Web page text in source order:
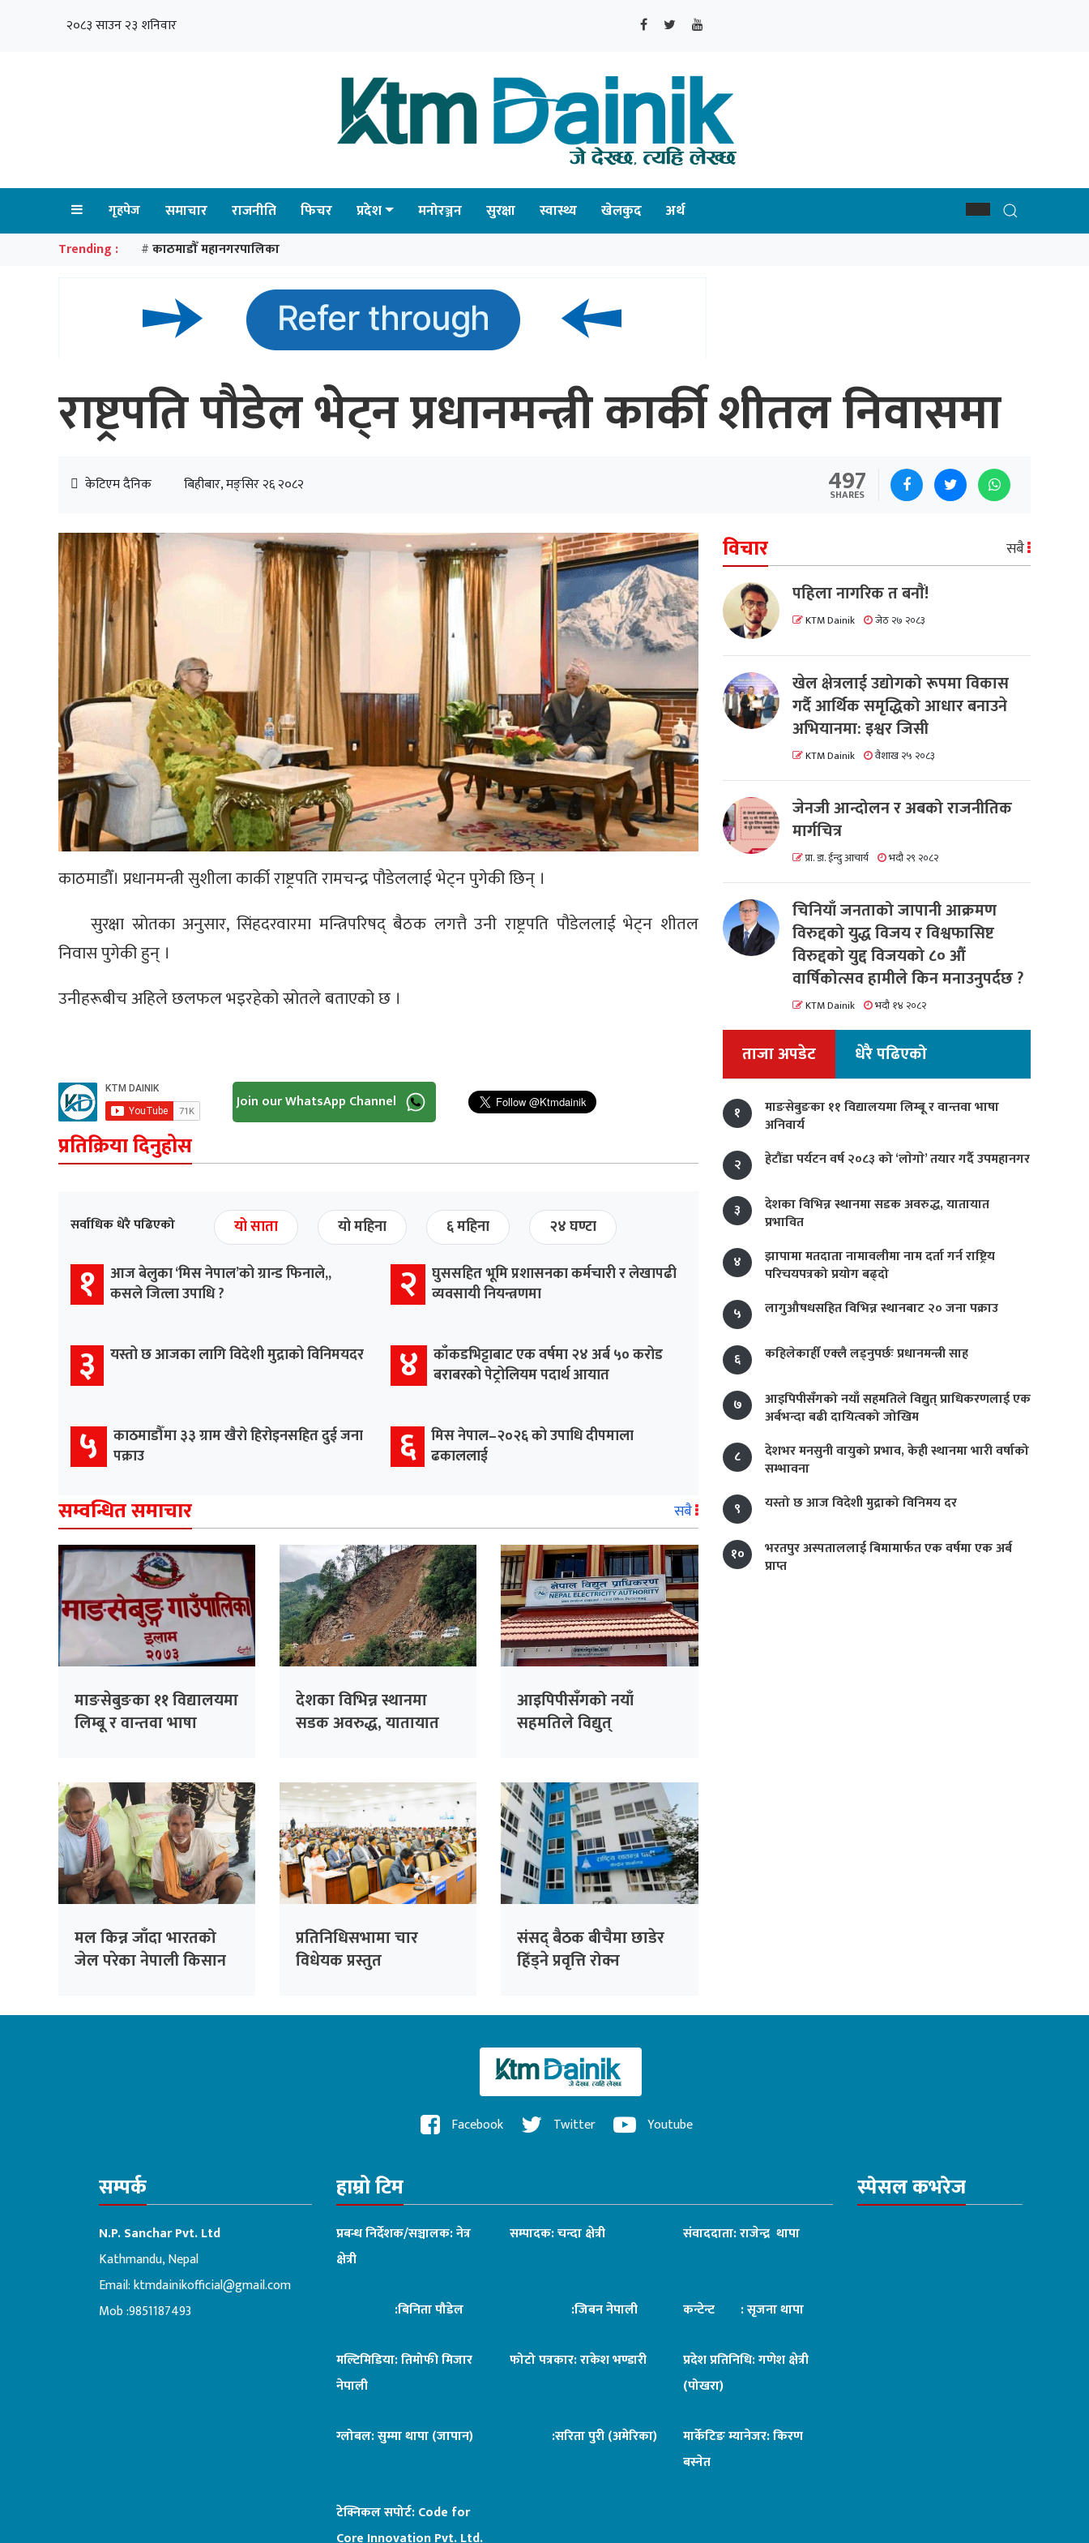
२०८३ साउन २३ शनिवार
गृहपेज समाचार राजनीति फिचर प्रदेश मनोरञ्जन सुरक्षा स्वास्थ्य खेलकुद अर्थ
Trending : # काठमाडौँ महानगरपालिका
राष्ट्रपति पौडेल भेट्न प्रधानमन्त्री कार्की शीतल निवासमा
केटिएम दैनिक बिहीबार, मङ्सिर २६ २०८२ 497
SHARES
काठमाडौँ। प्रधानमन्त्री सुशीला कार्की राष्ट्रपति रामचन्द्र पौडेललाई भेट्न पुगेकी छिन् ।
सुरक्षा स्रोतका अनुसार, सिंहदरवारमा मन्त्रिपरिषद् बैठक लगत्तै उनी राष्ट्रपति पौडेललाई भेट्न शीतल
निवास पुगेकी हुन् ।
उनीहरूबीच अहिले छलफल भइरहेको स्रोतले बताएको छ ।
Join our WhatsApp Channel
प्रतिक्रिया दिनुहोस
सर्वाधिक धेरै पढिएको यो साता यो महिना ६ महिना २४ घण्टा
१
आज बेलुका ‘मिस नेपाल’को ग्रान्ड फिनाले,,
कसले जित्ला उपाधि ?
२
घुससहित भूमि प्रशासनका कर्मचारी र लेखापढी
व्यवसायी नियन्त्रणमा
३ यस्तो छ आजका लागि विदेशी मुद्राको विनिमयदर ४
काँकडभिट्टाबाट एक वर्षमा २४ अर्ब ५० करोड
बराबरको पेट्रोलियम पदार्थ आयात
५
काठमाडौँमा ३३ ग्राम खैरो हिरोइनसहित दुई जना
पक्राउ
६ मिस नेपाल–२०२६ को उपाधि दीपमाला
ढकाललाई
सम्वन्धित समाचार सबै
माङसेबुङका ११ विद्यालयमा
लिम्बू र वान्तवा भाषा
देशका विभिन्न स्थानमा
सडक अवरुद्ध, यातायात
आइपिपीसँगको नयाँ
सहमतिले विद्युत्
जोखिम
मल किन्न जाँदा भारतको
जेल परेका नेपाली किसान
प्रतिनिधिसभामा चार
विधेयक प्रस्तुत
संसद् बैठक बीचैमा छाडेर
हिँड्ने प्रवृत्ति रोक्न
विचार सबै
पहिला नागरिक त बनाैं!
KTM Dainik जेठ २७ २०८३
खेल क्षेत्रलाई उद्योगको रूपमा विकास
गर्दै आर्थिक समृद्धिको आधार बनाउने
अभियानमा: इश्वर जिसी
KTM Dainik वैशाख २५ २०८३
जेनजी आन्दोलन र अबको राजनीतिक
मार्गचित्र
प्रा. डा. ईन्दु आचार्य भदौ २९ २०८२
चिनियाँ जनताको जापानी आक्रमण
विरुद्दको युद्ध विजय र विश्वफासिष्ट
विरुद्दको युद्द विजयको ८० औं
वार्षिकोत्सव हामीले किन मनाउनुपर्दछ ?
KTM Dainik भदौ १४ २०८२
ताजा अपडेट धेरै पढिएको
१
माङसेबुङका ११ विद्यालयमा लिम्बू र वान्तवा भाषा
अनिवार्य
२
हेटौंडा पर्यटन वर्ष २०८३ को ‘लाेगाे’ तयार गर्दै उपमहानगर
३
देशका विभिन्न स्थानमा सडक अवरुद्ध, यातायात
प्रभावित
४
झापामा मतदाता नामावलीमा नाम दर्ता गर्न राष्ट्रिय
परिचयपत्रको प्रयोग बढ्दो
५
लागुऔषधसहित विभिन्न स्थानबाट २० जना पक्राउ
६ कहिलेकाहीँ एक्लै लड्नुपर्छः प्रधानमन्त्री साह
७
आइपिपीसँगको नयाँ सहमतिले विद्युत् प्राधिकरणलाई एक
अर्बभन्दा बढी दायित्वको जोखिम
८
देशभर मनसुनी वायुको प्रभाव, केही स्थानमा भारी वर्षाको
सम्भावना
९
यस्तो छ आज विदेशी मुद्राको विनिमय दर
१०
भरतपुर अस्पताललाई बिमामार्फत एक वर्षमा एक अर्ब
प्राप्त
Facebook Twitter Youtube
सम्पर्क
N.P. Sanchar Pvt. Ltd
Kathmandu, Nepal
Email:ktmdainikofficial@gmail.com
Mob :9851187493
हाम्रो टिम
प्रबन्ध निर्देशक/सञ्चालक: नेत्र
क्षेत्री
सम्पादक: चन्दा क्षेत्री संवाददाता: राजेन्द्र थापा
:बिनिता पौडेल :जिबन नेपाली कन्टेन्ट : सृजना थापा
मल्टिमिडिया: तिमोफी मिजार
नेपाली
फोटो पत्रकार: राकेश भण्डारी
प्रदेश प्रतिनिधि: गणेश क्षेत्री
(पोखरा)
ग्लोबल: सुम्मा थापा (जापान) :सरिता पुरी (अमेरिका)
मार्केटिङ म्यानेजर: किरण
बस्नेत
टेक्निकल सपोर्ट:Code for
Core Innovation Pvt. Ltd.
स्पेसल कभरेज